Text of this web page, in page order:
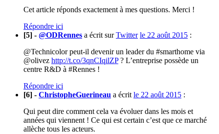
Cet article réponds exactement à mes questions. Merci !
Répondre ici
[5] - @ODRennes a écrit surTwitter le 22 août 2015 :
@Technicolor peut-il devenir un leader du #smarthome via
@olivez http://t.co/3qnCIqilZP? L’entreprise possède un
centre R&D à #Rennes !
Répondre ici
[6] - ChristopheGuerineau a écrit le 22 août 2015 :
Qui peut dire comment cela va évoluer dans les mois et
années qui viennent ! Ce qui est certain c’est que ce marché
allèche tous les acteurs.